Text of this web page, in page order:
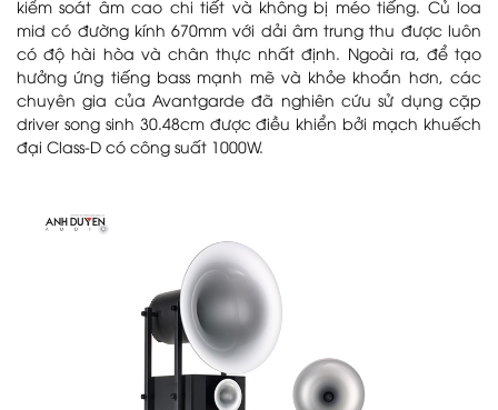
kiểm soát âm cao chi tiết và không bị méo tiếng. Củ loa
mid có đường kính 670mm với dải âm trung thu được luôn
có độ hài hòa và chân thực nhất định. Ngoài ra, để tạo
hưởng ứng tiếng bass mạnh mẽ và khỏe khoắn hơn, các
chuyên gia của Avantgarde đã nghiên cứu sử dụng cặp
driver song sinh 30.48cm được điều khiển bởi mạch khuếch
đại Class-D có công suất 1000W.